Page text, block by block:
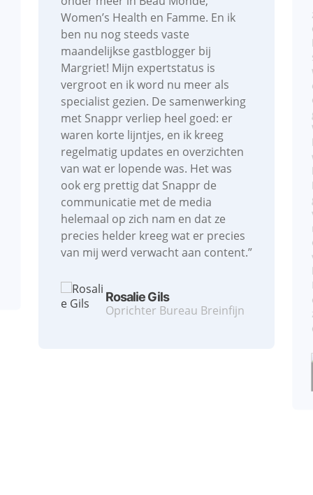
Women’s Health en Famme. En ik
ben nu nog steeds vaste
maandelijkse gastblogger bij
Margriet! Mijn expertstatus is
vergroot en ik word nu meer als
specialist gezien. De samenwerking
met Snappr verliep heel goed: er
waren korte lijntjes, en ik kreeg
regelmatig updates en overzichten
van wat er lopende was. Het was
ook erg prettig dat Snappr de
communicatie met de media
helemaal op zich nam en dat ze
precies helder kreeg wat er precies
van mij werd verwacht aan content.”⁠
Rosalie Gils
Oprichter Bureau Breinfijn